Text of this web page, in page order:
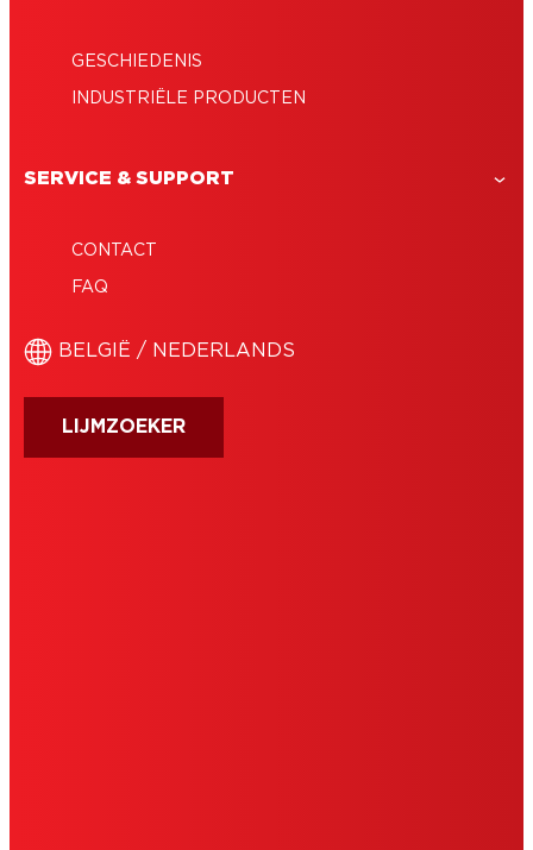
GESCHIEDENIS
INDUSTRIËLE PRODUCTEN
SERVICE & SUPPORT
CONTACT
FAQ
BELGIË / NEDERLANDS
LIJMZOEKER